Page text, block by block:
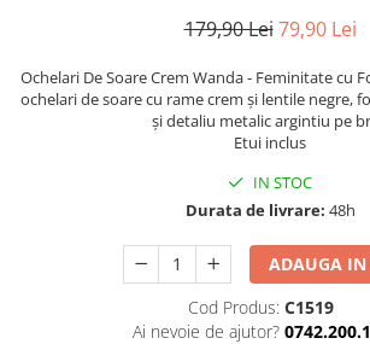
179,90 Lei 79,90 Lei
Ochelari De Soare Crem Wanda - Feminitate cu
ochelari de soare cu rame crem și lentile negre,
și detaliu metalic argintiu pe
Etui inclus
IN STOC
Durata de livrare: 48h
ADAUGA IN
Cod Produs: C1519
Ai nevoie de ajutor?